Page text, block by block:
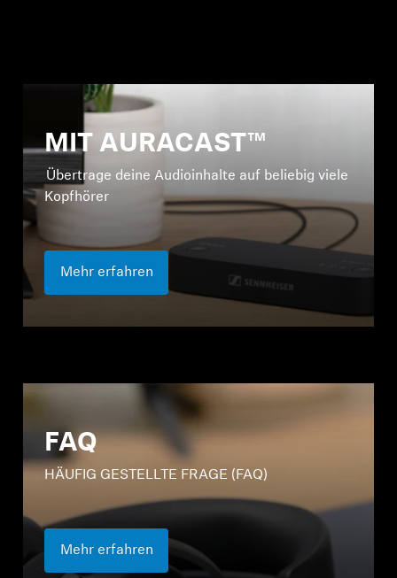
MIT AURACAST™
Übertrage deine Audioinhalte auf beliebig viele
Kopfhörer
Mehr erfahren
FAQ
HÄUFIG GESTELLTE FRAGE (FAQ)
Mehr erfahren